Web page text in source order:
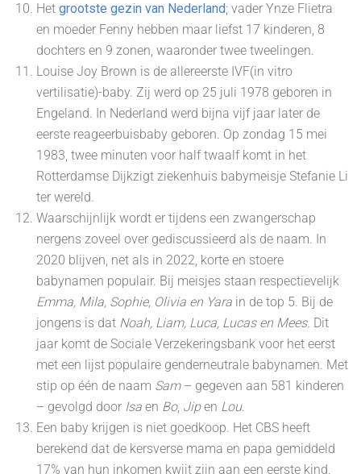
Het grootste gezin van Nederland; vader Ynze Flietra
en moeder Fenny hebben maar liefst 17 kinderen, 8
dochters en 9 zonen, waaronder twee tweelingen.
Louise Joy Brown is de allereerste IVF(in vitro
vertilisatie)-baby. Zij werd op 25 juli 1978 geboren in
Engeland. In Nederland werd bijna vijf jaar later de
eerste reageerbuisbaby geboren. Op zondag 15 mei
1983, twee minuten voor half twaalf komt in het
Rotterdamse Dijkzigt ziekenhuis babymeisje Stefanie Li
ter wereld.
Waarschijnlijk wordt er tijdens een zwangerschap
nergens zoveel over gediscussieerd als de naam. In
2020 blijven, net als in 2022, korte en stoere
babynamen populair. Bij meisjes staan respectievelijk
Emma, Mila, Sophie, Olivia en Yara in de top 5. Bij de
jongens is dat Noah, Liam, Luca, Lucas en Mees. Dit
jaar komt de Sociale Verzekeringsbank voor het eerst
met een lijst populaire genderneutrale babynamen. Met
stip op één de naam Sam– gegeven aan 581 kinderen
– gevolgd door Isa en Bo, Jipen Lou.
Een baby krijgen is niet goedkoop. Het CBS heeft
berekend dat de kersverse mama en papa gemiddeld
17% van hun inkomen kwijt zijn aan een eerste kind.